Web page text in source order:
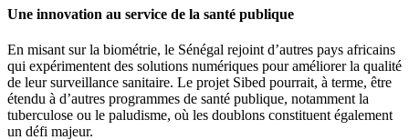
Une innovation au service de la santé publique
En misant sur la biométrie, le Sénégal rejoint d’autres pays africains
qui expérimentent des solutions numériques pour améliorer la qualité
de leur surveillance sanitaire. Le projet Sibed pourrait, à terme, être
étendu à d’autres programmes de santé publique, notamment la
tuberculose ou le paludisme, où les doublons constituent également
un défi majeur.